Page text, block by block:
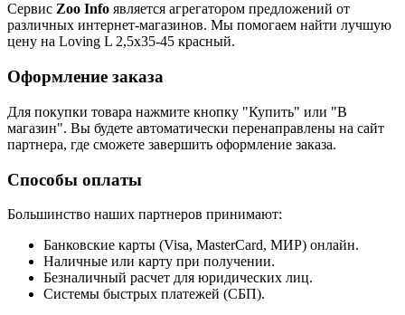
Сервис Zoo Info является агрегатором предложений от
различных интернет-магазинов. Мы помогаем найти лучшую
цену на Loving L 2,5x35-45 красный.
Оформление заказа
Для покупки товара нажмите кнопку "Купить" или "В
магазин". Вы будете автоматически перенаправлены на сайт
партнера, где сможете завершить оформление заказа.
Способы оплаты
Большинство наших партнеров принимают:
Банковские карты (Visa, MasterCard, МИР) онлайн.
Наличные или карту при получении.
Безналичный расчет для юридических лиц.
Системы быстрых платежей (СБП).